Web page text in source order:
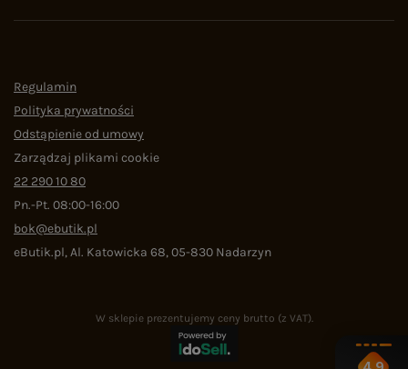
Regulamin
Polityka prywatności
Odstąpienie od umowy
Zarządzaj plikami cookie
22 290 10 80
Pn.-Pt. 08:00-16:00
bok@ebutik.pl
eButik.pl,Al. Katowicka 68,05-830 Nadarzyn
W sklepie prezentujemy ceny brutto (z VAT).